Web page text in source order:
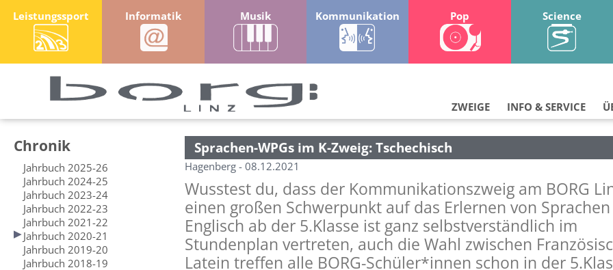
Leistungssport Informatik Musik Kommunikation Pop Science
INFO & SERVICE
ZWEIGE
Chronik
Jahrbuch 2025-26
Jahrbuch 2024-25
Jahrbuch 2023-24
Jahrbuch 2022-23
Jahrbuch 2021-22
Jahrbuch 2020-21
Jahrbuch 2019-20
Jahrbuch 2018-19
Sprachen-WPGs im K-Zweig: Tschechisch
Hagenberg - 08.12.2021
Wusstest du, dass der Kommunikationszweig am BORG
einen großen Schwerpunkt auf das Erlernen von Sprachen
Englisch ab der 5.Klasse ist ganz selbstverständlich im
Stundenplan vertreten, auch die Wahl zwischen
Latein treffen alle BORG-Schüler*innen schon in der